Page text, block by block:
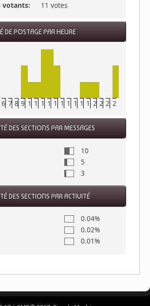
votants: 11 votes
DE POSTAGE PAR HEURE
6 7 8 9 1011121314151617181920212223
DES SECTIONS PAR MESSAGES
10
5
3
DES SECTIONS PAR ACTIVITÉ
0.04%
0.02%
0.01%